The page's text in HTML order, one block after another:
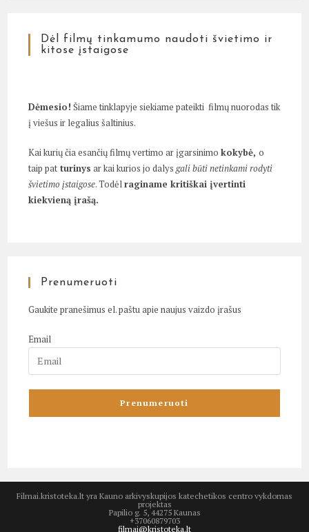
Dėl filmų tinkamumo naudoti švietimo ir
kitose įstaigose
Dėmesio! Šiame tinklapyje siekiame pateikti filmų nuorodas tik
į viešus ir legalius šaltinius.
Kai kurių čia esančių filmų vertimo ar įgarsinimokokybė,o
taip pat turinys ar kai kurios jo dalysgali būti netinkami rodyti
švietimo įstaigose. Todėlraginame kritiškai įvertinti
kiekvieną įrašą.
Prenumeruoti
Gaukite pranešimus el. paštu apie naujus vaizdo įrašus
Email
Filmai.kristoteka.lt yra Kauno arkivyskupijos katechetikos centro vykdomas
projektas
Papilio g. 5, 44275 Kaunas
+37060879703
filmai@kristoteka.lt